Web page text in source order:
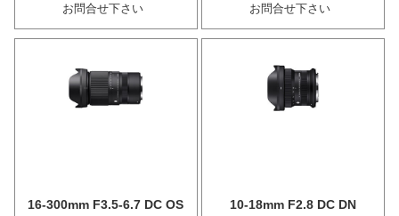
お問合せ下さい
お問合せ下さい
16-300mm F3.5-6.7 DC OS 10-18mm F2.8 DC DN